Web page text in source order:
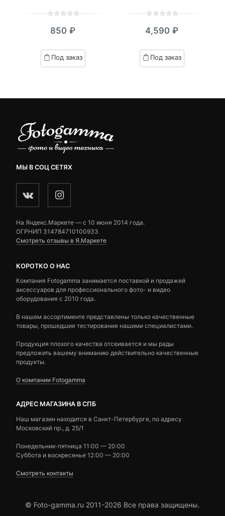
out
based
on
850 ₽
Под заказ
out
based
on
4,590 ₽
Под заказ
МЫ В СОЦ СЕТЯХ
На Яндекс.Маркете — c 10 июня 2014 года.
ОГРНИП 314784710100933
Смотреть отзывы в Я.Маркете
КОРОТКО О НАС
Компания Fotogamma занимается поставкой и продажей
аксессуаров для профессионального фото- и видео
оборудования с 2010 года.
В нашем ассортименте представлены только качественные
товары, прошедшие тестирование нашими специалистами.
Продукция плохого качества отсеивается и мы рады
предложить вашему вниманию действительно качественные
продукты.
О компании Fotogamma
АДРЕС МАГАЗИНА В СПБ
Наш магазин находится в Санкт-Петербурге, по адресу
Московский пр., д. 25/1
Понедельник-пятница 11:00 — 20:00
Суббота и воскресенье 12:00 — 20:00
Смотреть контакты
© Foto-gamma.ru 2011-2026 Все права защищены.